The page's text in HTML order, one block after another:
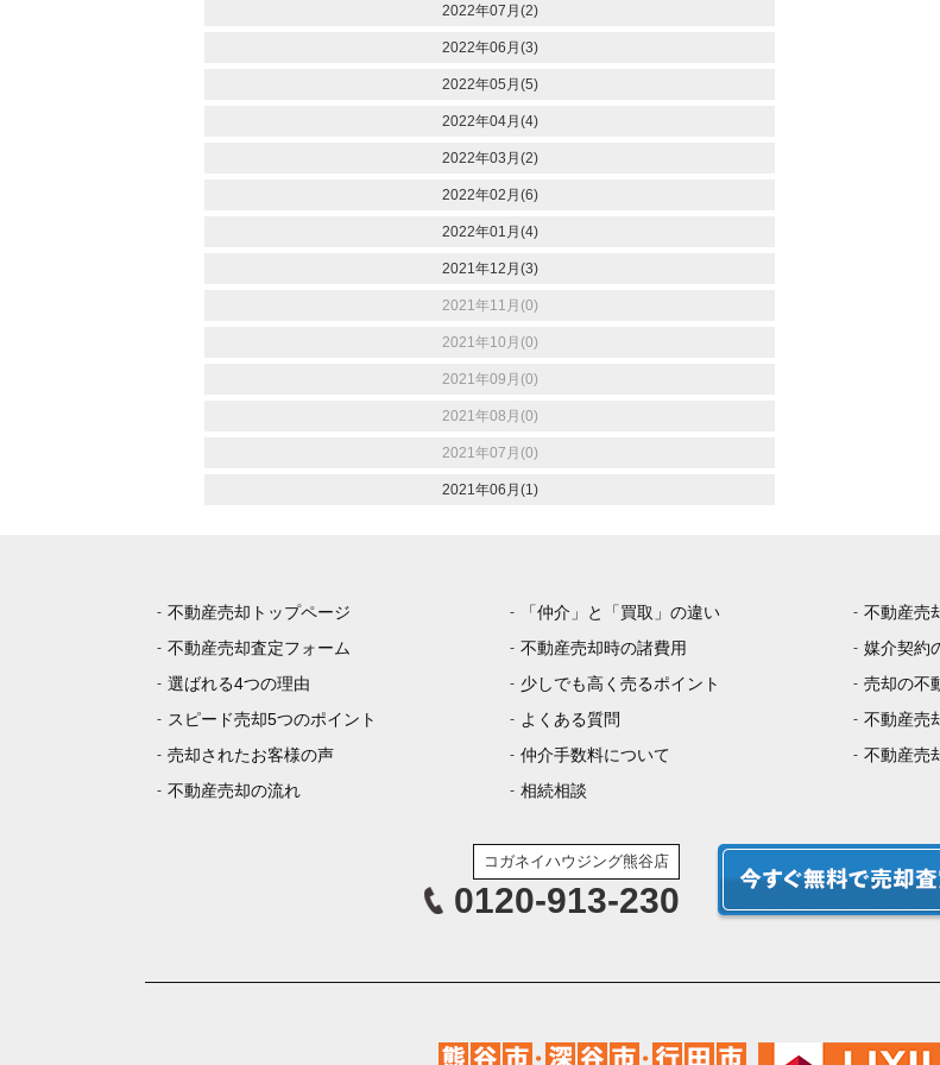
2022年07月(2)
2022年06月(3)
2022年05月(5)
2022年04月(4)
2022年03月(2)
2022年02月(6)
2022年01月(4)
2021年12月(3)
2021年11月(0)
2021年10月(0)
2021年09月(0)
2021年08月(0)
2021年07月(0)
2021年06月(1)
不動産売却トップページ
不動産売却査定フォーム
選ばれる4つの理由
スピード売却5つのポイント
売却されたお客様の声
不動産売却の流れ
「仲介」と「買取」の違い
不動産売却時の諸費用
少しでも高く売るポイント
よくある質問
仲介手数料について
相続相談
不動産売
媒介契約
売却の不
不動産売
不動産売
コガネイハウジング熊谷店
0120-913-230